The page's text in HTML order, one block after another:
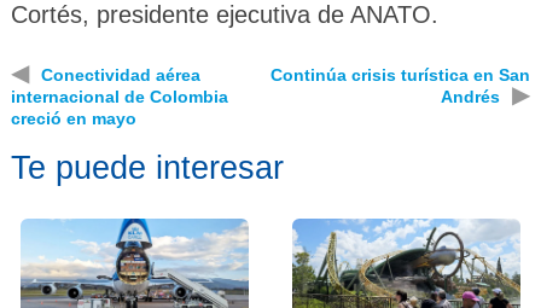
Cortés, presidente ejecutiva de ANATO.
◀
Conectividad aérea
internacional de Colombia
creció en mayo
Continúa crisis turística en San
Andrés
▶
Te puede interesar